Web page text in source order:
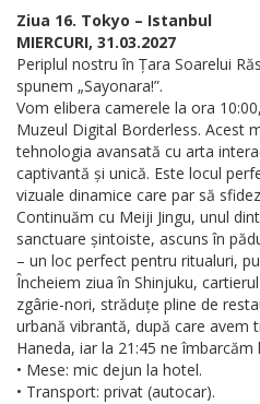
Ziua 16. Tokyo – Istanbul
MIERCURI, 31.03.2027
Periplul nostru în Țara Soarelui
spunem „Sayonara!”.
Vom elibera camerele la ora
Muzeul Digital Borderless. Acest
tehnologia avansată cu arta
captivantă și unică. Este locul
vizuale dinamice care par să
Continuăm cu Meiji Jingu, unul
sanctuare șintoiste, ascuns în
– un loc perfect pentru ritualuri,
Încheiem ziua în Shinjuku,
zgârie-nori, străduțe pline de
urbană vibrantă, după care avem
Haneda, iar la 21:45 ne
• Mese: mic dejun la hotel.
• Transport: privat (autocar).